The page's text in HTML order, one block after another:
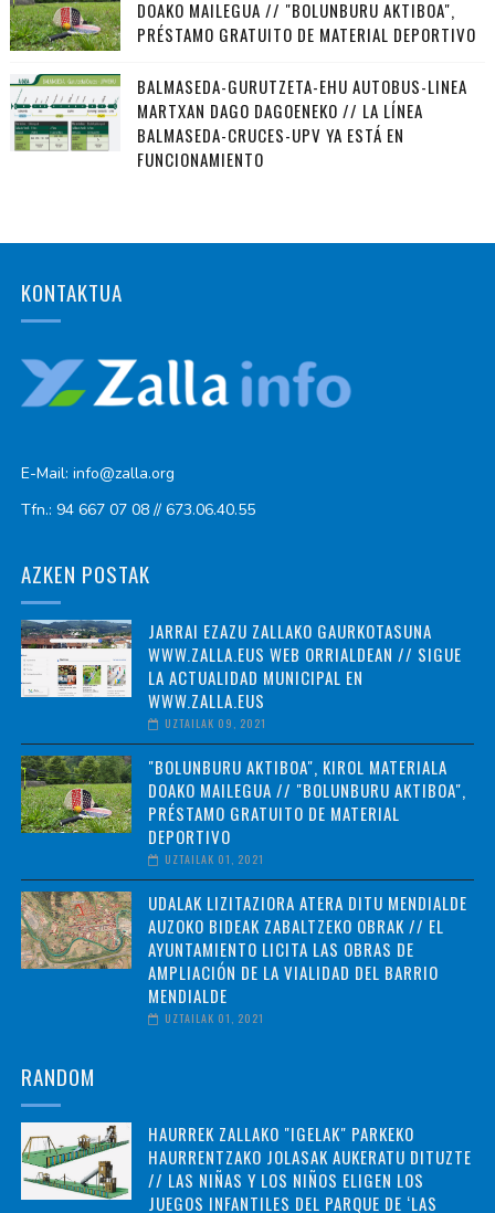
DOAKO MAILEGUA // "BOLUNBURU AKTIBOA",
PRÉSTAMO GRATUITO DE MATERIAL DEPORTIVO
BALMASEDA-GURUTZETA-EHU AUTOBUS-LINEA
MARTXAN DAGO DAGOENEKO // LA LÍNEA
BALMASEDA-CRUCES-UPV YA ESTÁ EN
FUNCIONAMIENTO
KONTAKTUA
E-Mail: info@zalla.org
Tfn.: 94 667 07 08 // 673.06.40.55
AZKEN POSTAK
JARRAI EZAZU ZALLAKO GAURKOTASUNA
WWW.ZALLA.EUS WEB ORRIALDEAN // SIGUE
LA ACTUALIDAD MUNICIPAL EN
WWW.ZALLA.EUS
UZTAILAK 09, 2021
"BOLUNBURU AKTIBOA", KIROL MATERIALA
DOAKO MAILEGUA // "BOLUNBURU AKTIBOA",
PRÉSTAMO GRATUITO DE MATERIAL
DEPORTIVO
UZTAILAK 01, 2021
UDALAK LIZITAZIORA ATERA DITU MENDIALDE
AUZOKO BIDEAK ZABALTZEKO OBRAK // EL
AYUNTAMIENTO LICITA LAS OBRAS DE
AMPLIACIÓN DE LA VIALIDAD DEL BARRIO
MENDIALDE
UZTAILAK 01, 2021
RANDOM
HAURREK ZALLAKO "IGELAK" PARKEKO
HAURRENTZAKO JOLASAK AUKERATU DITUZTE
// LAS NIÑAS Y LOS NIÑOS ELIGEN LOS
JUEGOS INFANTILES DEL PARQUE DE ‘LAS